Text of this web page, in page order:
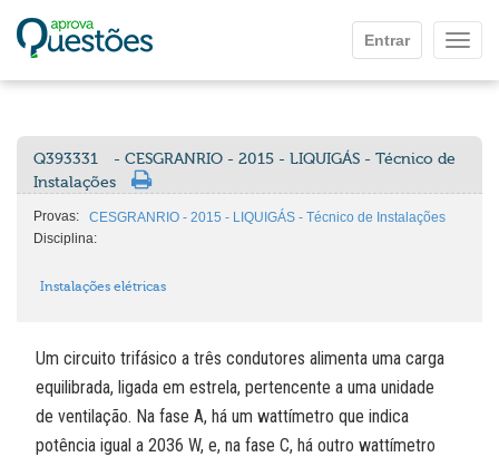
Entrar
Q393331
- CESGRANRIO - 2015 - LIQUIGÁS - Técnico de
Instalações
Provas:
CESGRANRIO - 2015 - LIQUIGÁS - Técnico de Instalações
Disciplina:
Instalações elétricas
Um circuito trifásico a três condutores alimenta uma carga
equilibrada, ligada em estrela, pertencente a uma unidade
de ventilação. Na fase A, há um wattímetro que indica
potência igual a 2036 W, e, na fase C, há outro wattímetro